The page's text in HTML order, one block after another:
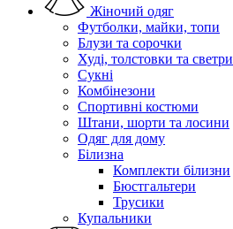
Жіночий одяг
Футболки, майки, топи
Блузи та сорочки
Худі, толстовки та светри
Сукні
Комбінезони
Спортивні костюми
Штани, шорти та лосини
Одяг для дому
Білизна
Комплекти білизни
Бюстгальтери
Трусики
Купальники